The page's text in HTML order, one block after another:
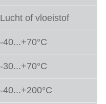
Lucht of vloeistof
-40...+70°C
-30...+70°C
-40...+200°C